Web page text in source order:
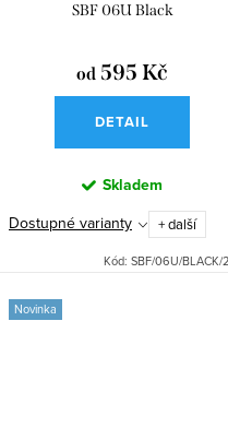
SBF 06U Black
od 595 Kč
DETAIL
Skladem
Dostupné varianty + další
Kód: SBF/06U/BLACK/
Novinka